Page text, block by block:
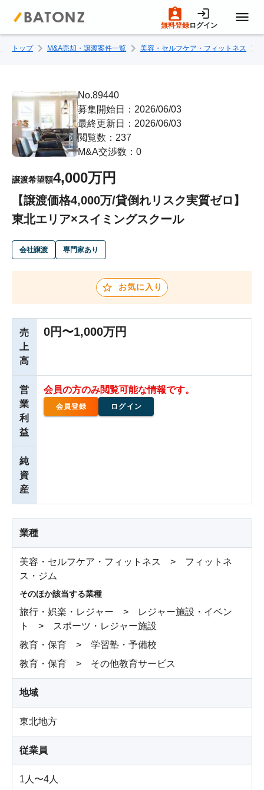
無料登録ログイン
トップページ
M&A案件一覧
売りたい方へ
成約事例
M&A専門家の方へ
トップ M&A売却・譲渡案件一覧 美容・セルフケア・フィットネス
No.89440
募集開始日：2026/06/03
最終更新日：2026/06/03
閲覧数：237
M&A交渉数：0
譲渡希望額4,000万円
【譲渡価格4,000万/貸倒れリスク実質ゼロ】
東北エリア×スイミングスクール
会社譲渡 専門家あり
お気に入り
売
上
高
0円〜1,000万円
営
業
利
益
会員の方のみ閲覧可能な情報です。
会員登録 ログイン
純
資
産
業種
美容・セルフケア・フィットネス > フィットネ
ス・ジム
そのほか該当する業種
旅行・娯楽・レジャー > レジャー施設・イベン
ト > スポーツ・レジャー施設
教育・保育 > 学習塾・予備校
教育・保育 > その他教育サービス
地域
東北地方
従業員
1人〜4人